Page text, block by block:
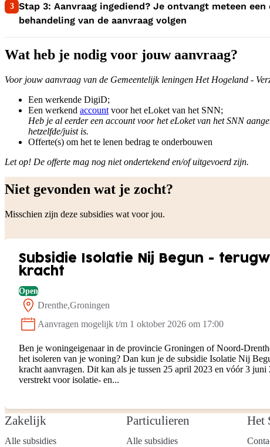
3 3:
Stap 3: Aanvraag ingediend? Je ontvangt meteen
behandeling van de aanvraag volgen
Wat heb je nodig voor jouw aanvraag?
Voor jouw aanvraag van de Gemeentelijk leningen Het Hogeland -
Een werkende DigiD;
Een werkend account voor het eLoket van het SNN;
Heb je al eerder een account voor het eLoket van het SNN
hetzelfde/juist is.
Offerte(s) om het te lenen bedrag te onderbouwen
Let op! De offerte mag nog niet ondertekend en/of uitgevoerd zijn.
Niet gevonden wat je zocht?
Misschien zijn deze subsidies wat voor jou.
Subsidie Isolatie Nij Begun -
kracht
Open
Locatie:
Drenthe Groningen
Status:
Aanvragen mogelijk t/m 1 oktober 2026 om 17:00
Ben je woningeigenaar in de provincie Groningen of Noord-
het isoleren van je woning? Dan kun je de subsidie Isolatie Nij
kracht aanvragen. Dit kan als je tussen 25 april 2023 en vóór 3
verstrekt voor isolatie- en...
Zakelijk
Alle subsidies
Particulieren
Alle subsidies
Het